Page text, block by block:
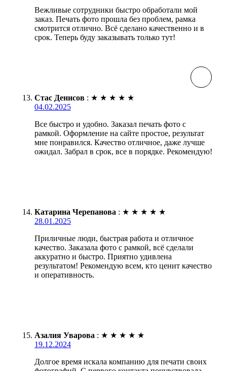
Вежливые сотрудники быстро обработали мой
заказ. Печать фото прошла без проблем, рамка
смотрится отлично. Всё сделано качественно и в
срок. Теперь буду заказывать только тут!
Стас Денисов : ★ ★ ★ ★ ★
04.02.2025
Все быстро и удобно. Заказал печать фото с
рамкой. Оформление на сайте простое, результат
мне понравился. Качество отличное, даже лучше
ожидал. Забрал в срок, все в порядке. Рекомендую!
Катарина Черепанова : ★ ★ ★ ★ ★
28.01.2025
Приличные люди, быстрая работа и отличное
качество. Заказала фото с рамкой, всё сделали
аккуратно и быстро. Приятно удивлена
результатом! Рекомендую всем, кто ценит качество
и оперативность.
Азалия Уварова : ★ ★ ★ ★ ★
19.12.2024
Долгое время искала компанию для печати своих